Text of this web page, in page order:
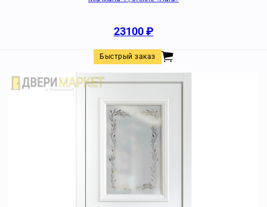
23100₽
Быстрый заказ